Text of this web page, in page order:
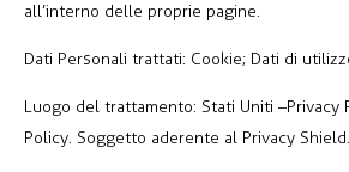
all’interno delle proprie pagine.
Dati Personali trattati: Cookie; Dati di
Luogo del trattamento: Stati Uniti –Privacy
Policy. Soggetto aderente al Privacy Shield.